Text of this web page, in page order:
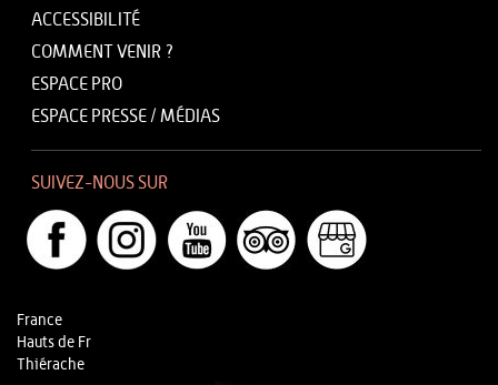
ACCESSIBILITÉ
COMMENT VENIR ?
ESPACE PRO
ESPACE PRESSE / MÉDIAS
SUIVEZ-NOUS SUR
France
Hauts de Fr
Thiérache